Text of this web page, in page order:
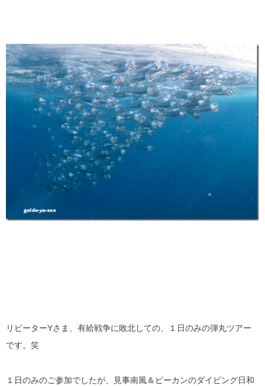
リピーターYさま、有給戦争に敗北しての、１日のみの弾丸ツアー
です。笑
１日のみのご参加でしたが、見事南風＆ピーカンのダイビング日和